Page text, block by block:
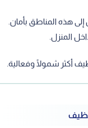
هذه المناطق بأمان.
أكثر شمولًا وفعالية.